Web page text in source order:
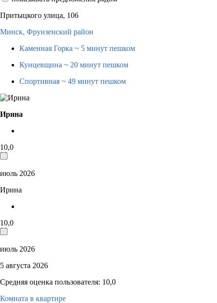
Притыцкого улица, 106
Минск, Фрунзенский район
Каменная Горка ~ 5 минут пешком
Кунцевщина ~ 20 минут пешком
Спортивная ~ 49 минут пешком
Ирина
10,0
июль 2026
Ирина
10,0
июль 2026
5 августа 2026
Средняя оценка пользователя: 10,0
Комната в квартире